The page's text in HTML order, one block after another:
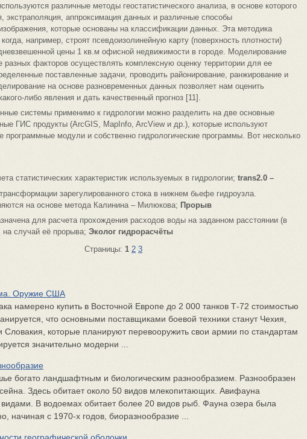
различные методы геостатистического анализа, в основе которого
экстраполяция, аппроксимация данных и различные способы
которые основаны на классификации данных. Эта методика
например, строят псевдоизолинейную карту (поверхность плотности)
цены 1 кв.м офисной недвижимости в городе. Моделирование
разных факторов осуществлять комплексную оценку территории для ее
поставленные задачи, проводить районирование, ранжирование и
на основе разновременных данных позволяет нам оценить
либо явления и дать качественный прогноз [11].
системы применимо к гидрологии можно разделить на две основные
ГИС продукты (ArcGIS, MapInfo, ArcView и др.), которые используют
программные модули и собственно гидрологические программы. Вот несколько
статистических характеристик используемых в гидрологии; trans2.0 –
зарегулированного стока в нижнем бьефе гидроузла.
на основе метода Калинина – Милюкова; Прорыв
для расчета прохождения расходов воды на заданном расстоянии (в
на случай её прорыва; Эколог гидрорасчёты
Страницы: 1 2 3
Оружие США
намерено купить в Восточной Европе до 2 000 танков Т-72 стоимостью
что основными поставщиками боевой техники станут Чехия,
которые планируют перевооружить свои армии по стандартам
значительно модерни ...
богато ландшафтным и биологическим разнообразием. Разнообразен
Здесь обитает около 50 видов млекопитающих. Авифауна
видами. В водоемах обитает более 20 видов рыб. Фауна озера была
начиная с 1970-х годов, биоразнообразие ...
географической оболочки